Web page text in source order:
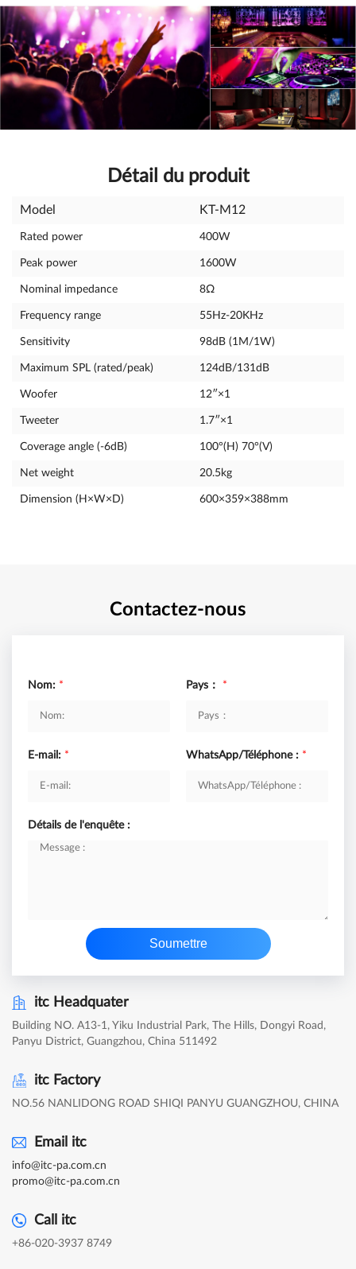
Détail du produit
Model KT-M12
Rated power 400W
Peak power 1600W
Nominal impedance 8Ω
Frequency range 55Hz-20KHz
Sensitivity 98dB (1M/1W)
Maximum SPL (rated/peak) 124dB/131dB
Woofer 12″×1
Tweeter 1.7″×1
Coverage angle (-6dB) 100°(H) 70°(V)
Net weight 20.5kg
Dimension (H×W×D) 600×359×388mm
Contactez-nous
Nom: * Pays： *
E-mail: * WhatsApp/Téléphone : *
Détails de l'enquête :
Soumettre
itc Headquater
Building NO. A13-1, Yiku Industrial Park, The Hills, Dongyi Road,
Panyu District, Guangzhou, China 511492
itc Factory
NO.56 NANLIDONG ROAD SHIQI PANYU GUANGZHOU, CHINA
Email itc
info@itc-pa.com.cn
promo@itc-pa.com.cn
Call itc
+86-020-3937 8749